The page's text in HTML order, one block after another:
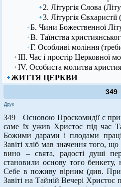
2. Літургія Слова
3. Літургія Євхаристії
Б. Чини Божественної
В. Таїнства
Г. Особливі моління
ІІІ. Час і простір Церковної
ІV. Особиста молитва
ЖИТТЯ ЦЕРКВИ
349
Друк
349 Основою Проскомидії є
саме їх ужив Христос під час
Божими дарами і плодами
Завіті хліб мав значення того,
вино – свята, радості душі
становили основу того
Себе в поживу вірним (див.
Завіті на Тайній Вечері Христос